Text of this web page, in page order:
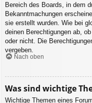
Bereich des Boards, in dem
Bekanntmachungen
sie erstellt wurden. Wie bei
deinen Berechtigungen ab,
oder nicht. Die
vergeben.
Nach oben
Was sind wichtige
Wichtige Themen eines